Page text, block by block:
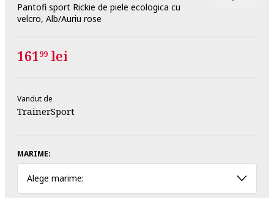
Pantofi sport Rickie de piele ecologica cu
velcro, Alb/Auriu rose
16199 lei
Vandut de
TrainerSport
MARIME:
Alege marime: